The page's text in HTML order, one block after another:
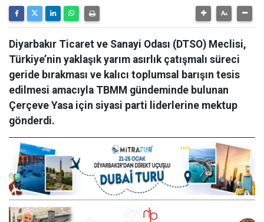
Diyarbakır Ticaret ve Sanayi Odası (DTSO) Meclisi,
Türkiye’nin yaklaşık yarım asırlık çatışmalı süreci
geride bırakması ve kalıcı toplumsal barışın tesis
edilmesi amacıyla TBMM gündeminde bulunan
Çerçeve Yasa için siyasi parti liderlerine mektup
gönderdi.